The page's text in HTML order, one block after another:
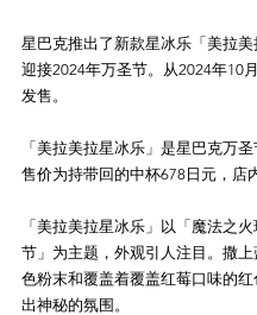
星巴克推出了新款星冰乐「美拉美
迎接2024年万圣节。从2024年10
发售。
「美拉美拉星冰乐」是星巴克万圣
售价为持带回的中杯678日元，店
「美拉美拉星冰乐」以「魔法之
节」为主题，外观引人注目。撒
色粉末和覆盖着覆盖红莓口味的
出神秘的氛围。